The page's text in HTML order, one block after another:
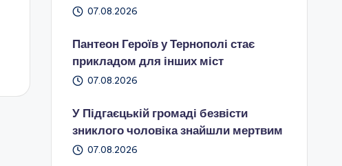
07.08.2026
Пантеон Героїв у Тернополі стає
прикладом для інших міст
07.08.2026
У Підгаєцькій громаді безвісти
зниклого чоловіка знайшли мертвим
07.08.2026